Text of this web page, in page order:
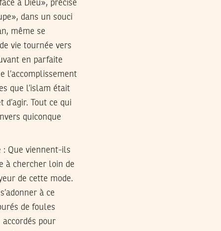
à Dieu», précise
dans un souci
même se
vie tournée vers
en parfaite
l’accomplissement
que l’islam était
Tout ce qui
quiconque
: Que viennent-ils
à chercher loin de
de cette mode.
à ce
de foules
accordés pour